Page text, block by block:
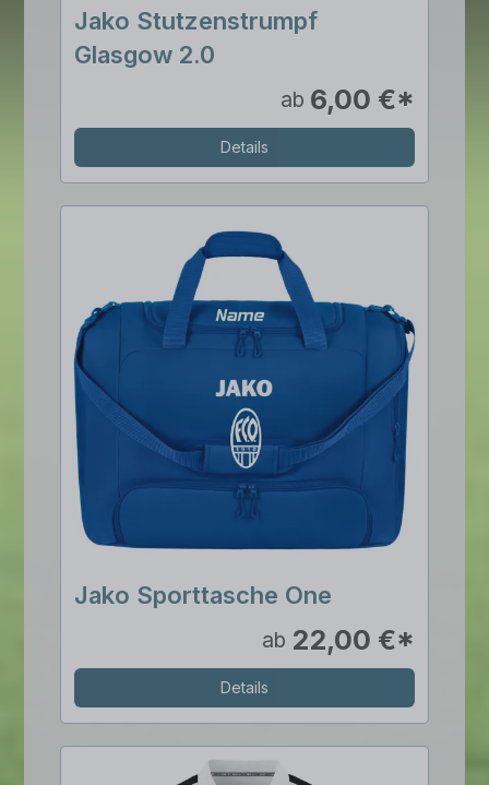
Jako Stutzenstrumpf
Glasgow 2.0
ab 6,00 €*
Details
Jako Sporttasche One
ab 22,00 €*
Details